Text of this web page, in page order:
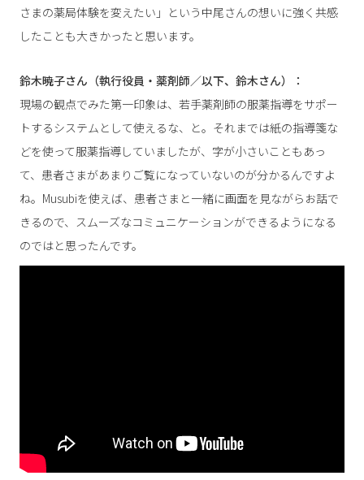
さまの薬局体験を変えたい」という中尾さんの想いに強く共感
したことも大きかったと思います。
鈴木暁子さん（執行役員・薬剤師／以下、鈴木さん）：
現場の観点でみた第一印象は、若手薬剤師の服薬指導をサポー
トするシステムとして使えるな、と。それまでは紙の指導箋な
どを使って服薬指導していましたが、字が小さいこともあっ
て、患者さまがあまりご覧になっていないのが分かるんですよ
ね。Musubiを使えば、患者さまと一緒に画面を見ながらお話で
きるので、スムーズなコミュニケーションができるようになる
のではと思ったんです。